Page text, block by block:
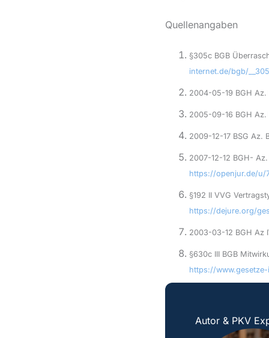
Quellenangaben
§305c BGB
internet.de/bgb/
2004-05-19 BGH Az.
2005-09-16 BGH
2009-12-17 BSG Az.
2007-12-12 BGH-
https://openjur.de/u/
§192 II VVG
https://dejure.org/
2003-03-12 BGH Az
§630c III BGB
https://
Autor & PKV